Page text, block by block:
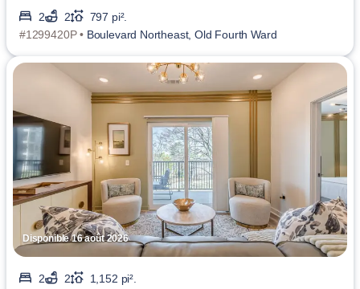
2 2
797 pi².
#1299420P • Boulevard Northeast, Old Fourth Ward
Disponible 16 août 2026
2 2
1,152 pi².